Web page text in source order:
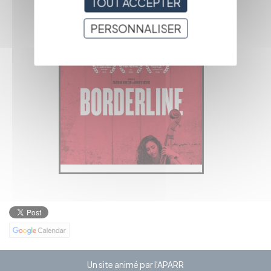
PAGE
PRÉCÉDENTE
Un site animé par l'APARR
PERSONNALISER